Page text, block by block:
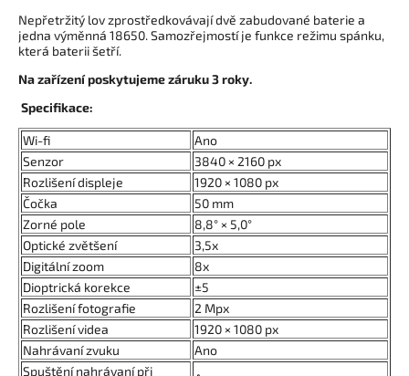
Nepřetržitý lov zprostředkovávají dvě zabudované baterie a
jedna výměnná 18650. Samozřejmostí je funkce režimu spánku,
která baterii šetří.
Na zařízení poskytujeme záruku 3 roky.
Specifikace:
Wi-fi
Ano
Senzor
3840 × 2160 px
Rozlišení displeje
1920 × 1080 px
Čočka
50 mm
Zorné pole
8,8° × 5,0°
Optické zvětšení
3,5x
Digitální zoom
8x
Dioptrická korekce
±5
Rozlišení fotografie
2 Mpx
Rozlišení videa
1920 × 1080 px
Nahrávaní zvuku
Ano
Spuštění nahrávaní při